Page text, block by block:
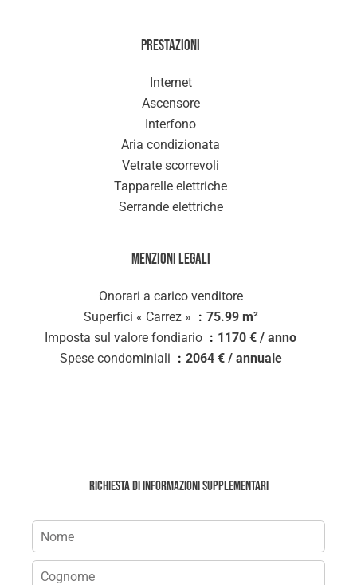
Prestazioni
Internet
Ascensore
Interfono
Aria condizionata
Vetrate scorrevoli
Tapparelle elettriche
Serrande elettriche
Menzioni legali
Onorari a carico venditore
Superfici « Carrez »
75.99 m²
Imposta sul valore fondiario
1170 € / anno
Spese condominiali
2064 € / annuale
Richiesta di informazioni supplementari